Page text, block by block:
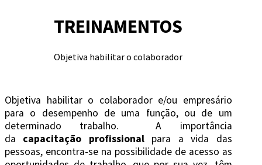
TREINAMENTOS
Objetiva habilitar o colaborador
Objetiva habilitar o colaborador e/ou empresário
para o desempenho de uma função, ou de um
determinado trabalho. A importância
da capacitação profissionalpara a vida das
pessoas, encontra-se na possibilidade de acesso as